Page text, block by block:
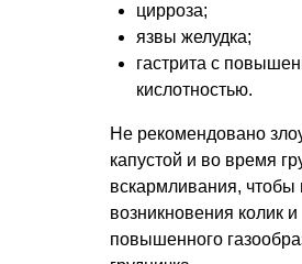
цирроза;
язвы желудка;
гастрита с
кислотностью.
Не рекомендовано
капустой и во время
вскармливания, чтобы
возникновения колик и
повышенного